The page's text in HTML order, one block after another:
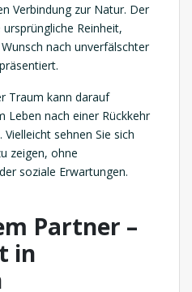
Verbindung zur Natur. Der
Reinheit,
nach unverfälschter
Traum kann darauf
Leben nach einer Rückkehr
sehnen Sie sich
zeigen, ohne
soziale Erwartungen.
Partner –
in